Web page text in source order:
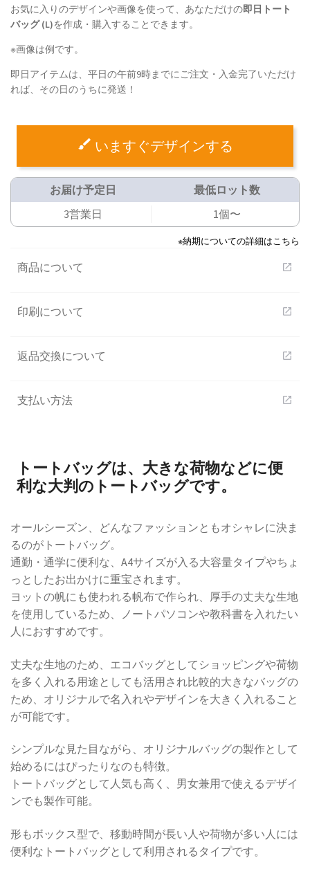
お気に入りのデザインや画像を使って、あなただけの即日トート
バッグ (L)を作成・購入することできます。
※画像は例です。
即日アイテムは、平日の午前9時までにご注文・入金完了いただけ
れば、その日のうちに発送！
いますぐデザインする
お届け予定日
3営業日
最低ロット数
1個〜
※納期についての詳細はこちら
商品について open_in_new
印刷について open_in_new
返品交換について open_in_new
支払い方法 open_in_new
トートバッグは、大きな荷物などに便
利な大判のトートバッグです。
オールシーズン、どんなファッションともオシャレに決ま
るのがトートバッグ。
通勤・通学に便利な、A4サイズが入る大容量タイプやちょ
っとしたお出かけに重宝されます。
ヨットの帆にも使われる帆布で作られ、厚手の丈夫な生地
を使用しているため、ノートパソコンや教科書を入れたい
人におすすめです。
丈夫な生地のため、エコバッグとしてショッピングや荷物
を多く入れる用途としても活用され比較的大きなバッグの
ため、オリジナルで名入れやデザインを大きく入れること
が可能です。
シンプルな見た目ながら、オリジナルバッグの製作として
始めるにはぴったりなのも特徴。
トートバッグとして人気も高く、男女兼用で使えるデザイ
ンでも製作可能。
形もボックス型で、移動時間が長い人や荷物が多い人には
便利なトートバッグとして利用されるタイプです。